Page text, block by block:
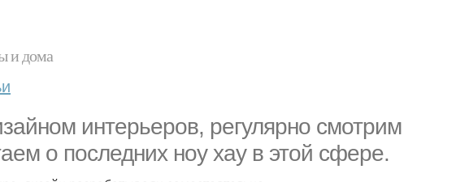
и дома
интерьеров, регулярно смотрим
о последних ноу хау в этой сфере.